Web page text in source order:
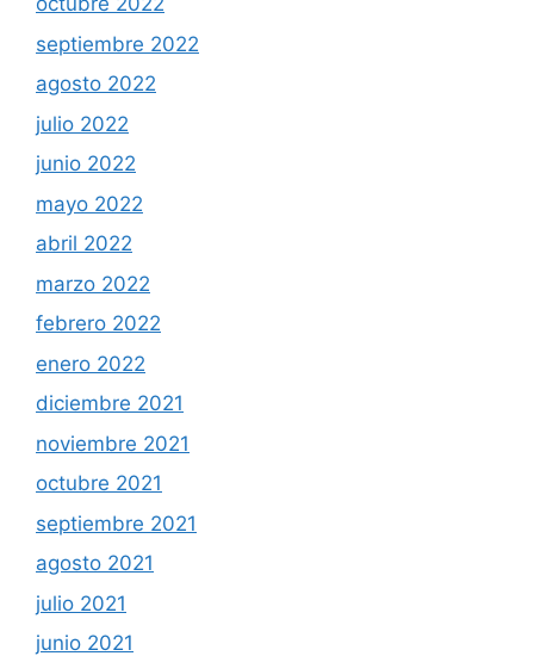
septiembre 2022
agosto 2022
julio 2022
junio 2022
mayo 2022
abril 2022
marzo 2022
febrero 2022
enero 2022
diciembre 2021
noviembre 2021
octubre 2021
septiembre 2021
agosto 2021
julio 2021
junio 2021